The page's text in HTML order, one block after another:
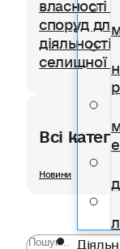
споруд
діяльності
селищної
Всі
Новини